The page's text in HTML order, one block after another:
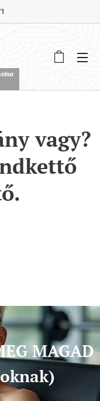
vagy?
MAGAD